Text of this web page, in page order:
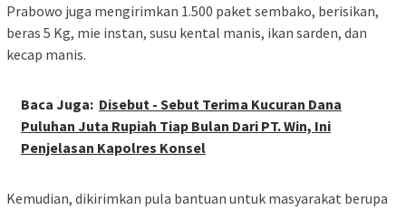
Prabowo juga mengirimkan 1.500 paket sembako, berisikan,
beras 5 Kg, mie instan, susu kental manis, ikan sarden, dan
kecap manis.
Baca Juga: Disebut - Sebut Terima Kucuran Dana
Puluhan Juta Rupiah Tiap Bulan Dari PT. Win, Ini
Penjelasan Kapolres Konsel
Kemudian, dikirimkan pula bantuan untuk masyarakat berupa